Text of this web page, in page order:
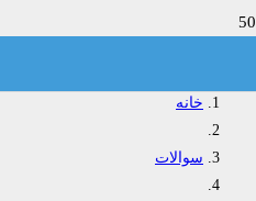
خانه
سوالات